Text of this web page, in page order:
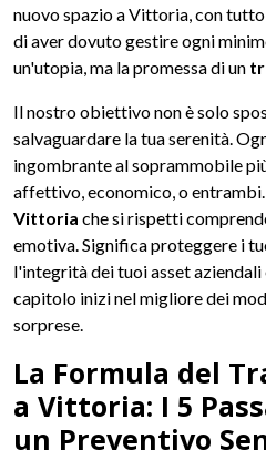
nuovo spazio a Vittoria, con tutto
di aver dovuto gestire ogni
un'utopia, ma la promessa di un
Il nostro obiettivo non è solo
salvaguardare la tua serenità.
ingombrante al soprammobile
affettivo, economico, o
Vittoria che si rispetti
emotiva. Significa proteggere i
l'integrità dei tuoi asset
capitolo inizi nel migliore dei
sorprese.
La Formula del
a Vittoria: I 5
un Preventivo